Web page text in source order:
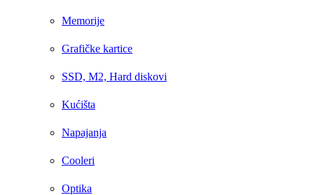
Memorije
Grafičke kartice
SSD, M2, Hard diskovi
Kućišta
Napajanja
Cooleri
Optika